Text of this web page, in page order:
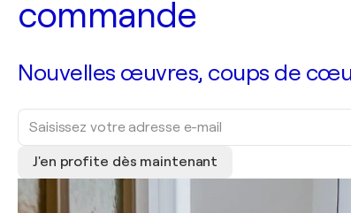
commande
Nouvelles œuvres, coups de
J'en profite dès maintenant